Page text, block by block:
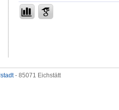
- 85071 Eichstätt